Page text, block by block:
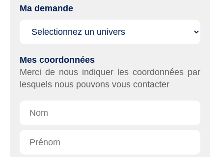
Surveillance
Ma demande
Mes coordonnées
Merci de nous indiquer les coordonnées par
lesquels nous pouvons vous contacter